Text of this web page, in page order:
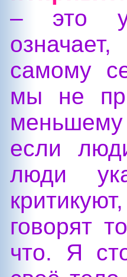
– это
самому
мы не
меньшему
если
люди
говорят
что. Я